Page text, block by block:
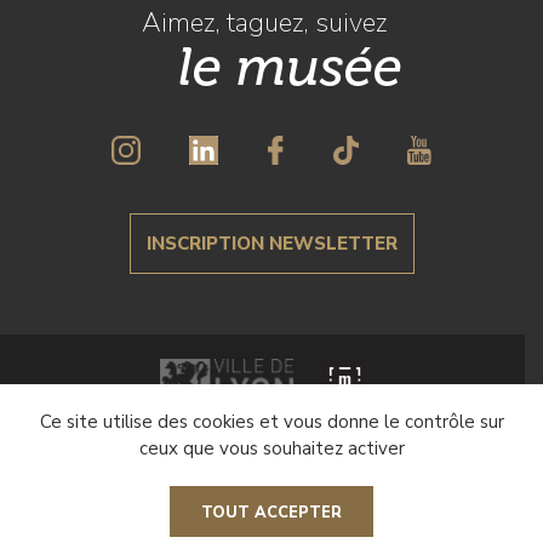
Aimez, taguez, suivez
le musée
INSCRIPTION NEWSLETTER
Crédits et mentions légales
Paramétrer les cookies
Ce site utilise des cookies et vous donne le contrôle sur
ceux que vous souhaitez activer
TOUT ACCEPTER